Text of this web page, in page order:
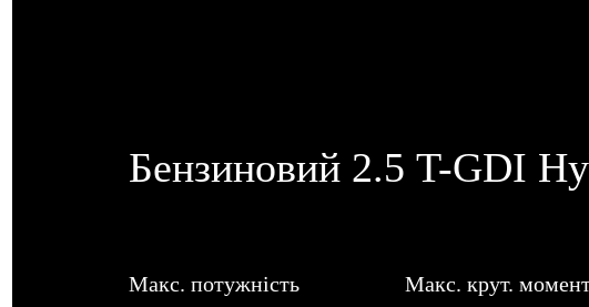
Бензиновий 2.5 T-GDI
Макс. потужність Макс. крут.